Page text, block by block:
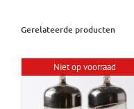
Gerelateerde producten
Niet op voorraad